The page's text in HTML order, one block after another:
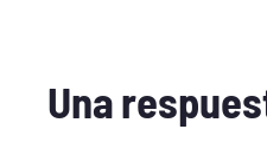
Una